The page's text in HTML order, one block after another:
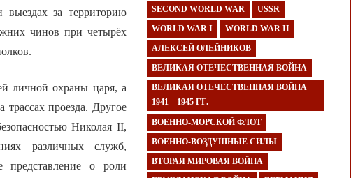
выездах за территорию
чинов при четырёх
личной охраны царя, а
трассах проезда. Другое
Николая II,
различных служб,
представление о роли
SECOND WORLD WAR USSR
WORLD WAR I WORLD WAR II
АЛЕКСЕЙ ОЛЕЙНИКОВ
ВЕЛИКАЯ ОТЕЧЕСТВЕННАЯ ВОЙНА
ВЕЛИКАЯ ОТЕЧЕСТВЕННАЯ ВОЙНА
1941—1945 ГГ.
ВОЕННО-МОРСКОЙ ФЛОТ
ВОЕННО-ВОЗДУШНЫЕ СИЛЫ
ВТОРАЯ МИРОВАЯ ВОЙНА